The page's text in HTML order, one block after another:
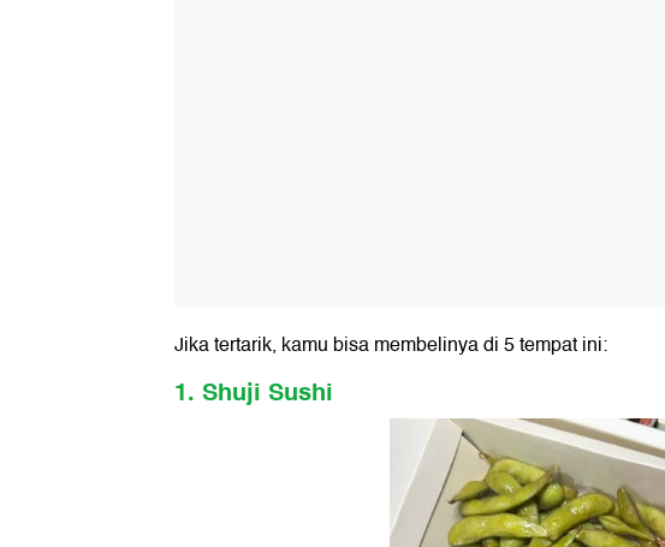
Jika tertarik, kamu bisa membelinya di 5 tempat ini:
1. Shuji Sushi